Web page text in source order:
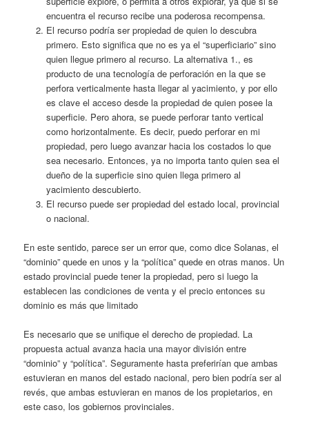
encuentra el recurso recibe una poderosa recompensa.
El recurso podría ser propiedad de quien lo descubra
primero. Esto significa que no es ya el “superficiario” sino
quien llegue primero al recurso. La alternativa 1., es
producto de una tecnología de perforación en la que se
perfora verticalmente hasta llegar al yacimiento, y por ello
es clave el acceso desde la propiedad de quien posee la
superficie. Pero ahora, se puede perforar tanto vertical
como horizontalmente. Es decir, puedo perforar en mi
propiedad, pero luego avanzar hacia los costados lo que
sea necesario. Entonces, ya no importa tanto quien sea el
dueño de la superficie sino quien llega primero al
yacimiento descubierto.
El recurso puede ser propiedad del estado local, provincial
o nacional.
En este sentido, parece ser un error que, como dice Solanas, el
“dominio” quede en unos y la “política” quede en otras manos. Un
estado provincial puede tener la propiedad, pero si luego la
establecen las condiciones de venta y el precio entonces su
dominio es más que limitado
Es necesario que se unifique el derecho de propiedad. La
propuesta actual avanza hacia una mayor división entre
“dominio” y “política”. Seguramente hasta preferirían que ambas
estuvieran en manos del estado nacional, pero bien podría ser al
revés, que ambas estuvieran en manos de los propietarios, en
este caso, los gobiernos provinciales.